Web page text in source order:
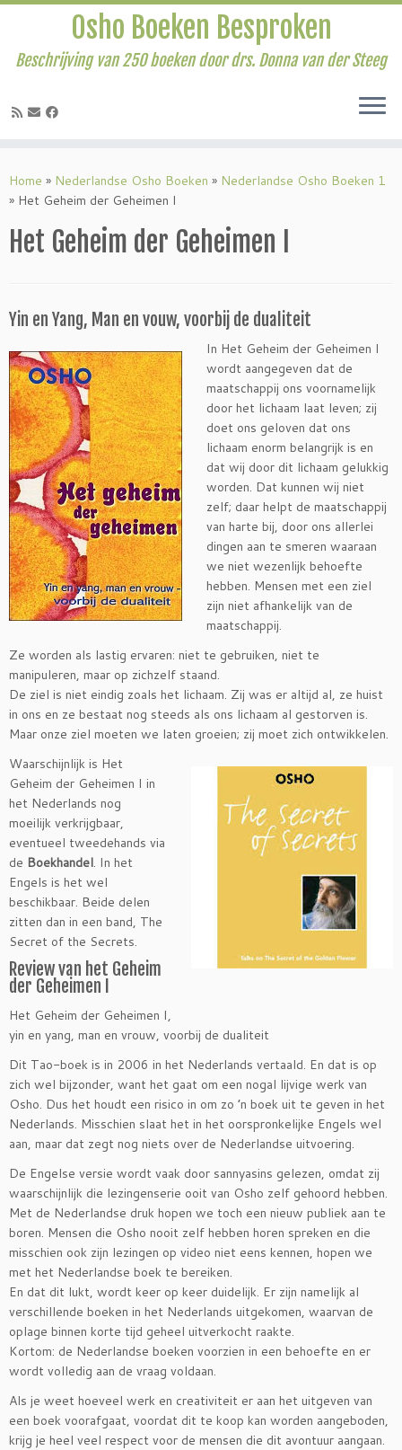
naar
inhoud
Osho Boeken Besproken
Beschrijving van 250 boeken door drs. Donna van der Steeg
Home » Nederlandse Osho Boeken » Nederlandse Osho Boeken 1
» Het Geheim der Geheimen I
Het Geheim der Geheimen I
Yin en Yang, Man en vouw, voorbij de dualiteit
In Het Geheim der Geheimen I
wordt aangegeven dat de
maatschappij ons voornamelijk
door het lichaam laat leven; zij
doet ons geloven dat ons
lichaam enorm belangrijk is en
dat wij door dit lichaam gelukkig
worden. Dat kunnen wij niet
zelf; daar helpt de maatschappij
van harte bij, door ons allerlei
dingen aan te smeren waaraan
we niet wezenlijk behoefte
hebben. Mensen met een ziel
zijn niet afhankelijk van de
maatschappij.
Ze worden als lastig ervaren: niet te gebruiken, niet te
manipuleren, maar op zichzelf staand.
De ziel is niet eindig zoals het lichaam. Zij was er altijd al, ze huist
in ons en ze bestaat nog steeds als ons lichaam al gestorven is.
Maar onze ziel moeten we laten groeien; zij moet zich ontwikkelen.
Waarschijnlijk is Het
Geheim der Geheimen I in
het Nederlands nog
moeilijk verkrijgbaar,
eventueel tweedehands via
de Boekhandel. In het
Engels is het wel
beschikbaar. Beide delen
zitten dan in een band, The
Secret of the Secrets.
Review van het Geheim
der Geheimen I
Het Geheim der Geheimen I,
yin en yang, man en vrouw, voorbij de dualiteit
Dit Tao-boek is in 2006 in het Nederlands vertaald. En dat is op
zich wel bijzonder, want het gaat om een nogal lijvige werk van
Osho. Dus het houdt een risico in om zo ’n boek uit te geven in het
Nederlands. Misschien slaat het in het oorspronkelijke Engels wel
aan, maar dat zegt nog niets over de Nederlandse uitvoering.
De Engelse versie wordt vaak door sannyasins gelezen, omdat zij
waarschijnlijk die lezingenserie ooit van Osho zelf gehoord hebben.
Met de Nederlandse druk hopen we toch een nieuw publiek aan te
boren. Mensen die Osho nooit zelf hebben horen spreken en die
misschien ook zijn lezingen op video niet eens kennen, hopen we
met het Nederlandse boek te bereiken.
En dat dit lukt, wordt keer op keer duidelijk. Er zijn namelijk al
verschillende boeken in het Nederlands uitgekomen, waarvan de
oplage binnen korte tijd geheel uitverkocht raakte.
Kortom: de Nederlandse boeken voorzien in een behoefte en er
wordt volledig aan de vraag voldaan.
Als je weet hoeveel werk en creativiteit er aan het uitgeven van
een boek voorafgaat, voordat dit te koop kan worden aangeboden,
krijg je heel veel respect voor de mensen die dit avontuur aangaan.